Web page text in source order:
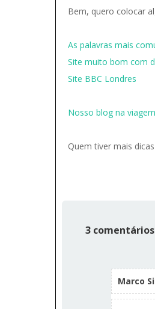
Bem, quero colocar
As palavras mais
Site muito bom com
Site BBC Londres
Nosso blog na
Quem tiver mais
3
Marco